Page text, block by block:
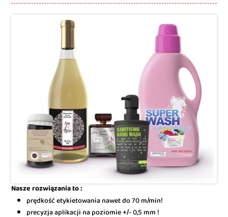
Nasze rozwiązania to :
prędkość etykietowania nawet do 70 m/min!
precyzja aplikacji na poziomie +/- 0,5 mm !